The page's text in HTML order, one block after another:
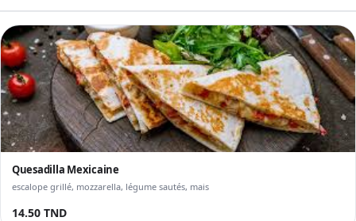
Quesadilla Mexicaine
escalope grillé, mozzarella, légume sautés, mais
14.50 TND